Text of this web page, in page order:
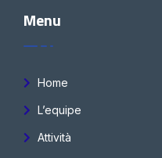
Menu
Home
L’equipe
Attività